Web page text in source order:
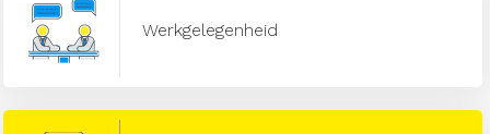
Werkgelegenheid